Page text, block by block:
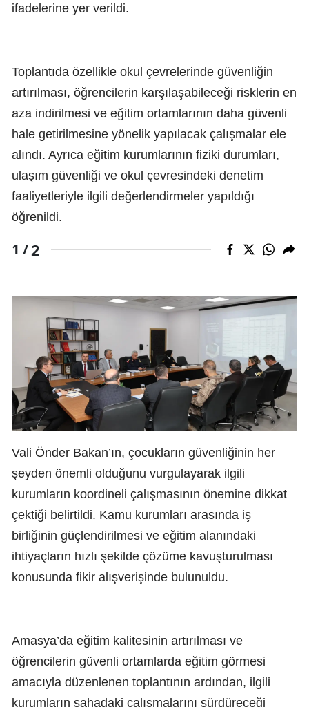
ifadelerine yer verildi.
Toplantıda özellikle okul çevrelerinde güvenliğin
artırılması, öğrencilerin karşılaşabileceği risklerin en
aza indirilmesi ve eğitim ortamlarının daha güvenli
hale getirilmesine yönelik yapılacak çalışmalar ele
alındı. Ayrıca eğitim kurumlarının fiziki durumları,
ulaşım güvenliği ve okul çevresindeki denetim
faaliyetleriyle ilgili değerlendirmeler yapıldığı
öğrenildi.
1 /2
Vali Önder Bakan’ın, çocukların güvenliğinin her
şeyden önemli olduğunu vurgulayarak ilgili
kurumların koordineli çalışmasının önemine dikkat
çektiği belirtildi. Kamu kurumları arasında iş
birliğinin güçlendirilmesi ve eğitim alanındaki
ihtiyaçların hızlı şekilde çözüme kavuşturulması
konusunda fikir alışverişinde bulunuldu.
Amasya’da eğitim kalitesinin artırılması ve
öğrencilerin güvenli ortamlarda eğitim görmesi
amacıyla düzenlenen toplantının ardından, ilgili
kurumların sahadaki çalışmalarını sürdüreceği